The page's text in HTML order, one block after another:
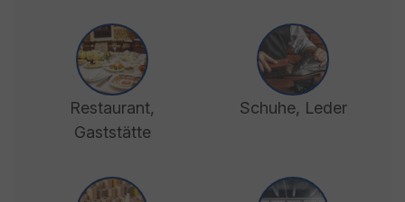
Restaurant,
Gaststätte
Schuhe, Leder